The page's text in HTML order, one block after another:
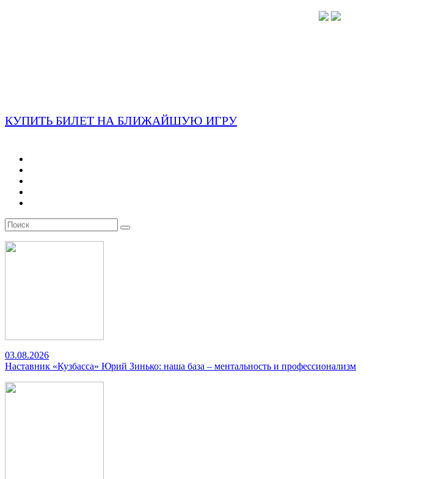
КУПИТЬ БИЛЕТ НА БЛИЖАЙШУЮ ИГРУ
03.08.2026
Наставник «Кузбасса» Юрий Зинько: наша база – ментальность и профессионализм